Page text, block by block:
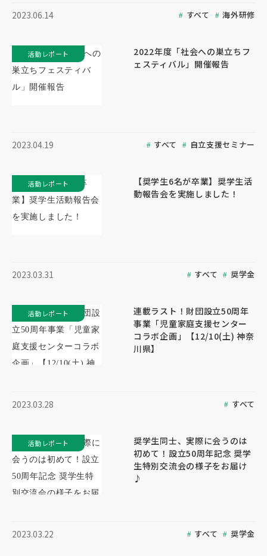
2023.06.14 すべて 海外研修
2022年度「社会への巣立ちフ
ェスティバル」開催報告
2023.04.19 すべて 自立支援セミナー
活動レポート
【奨学生6名が卒業】奨学生活
動報告会を実施しました！
2023.03.31 すべて 奨学金
活動レポート
連載ラスト！財団設立50周年
事業「児童家庭支援センター
コラボ企画」【12/10(土) 神奈
川県】
2023.03.28 すべて
活動レポート
奨学生同士、実際に会うのは
初めて！設立50周年記念 奨学
生特別交流会の様子をお届け
♪
2023.03.22 すべて 奨学金
活動レポート